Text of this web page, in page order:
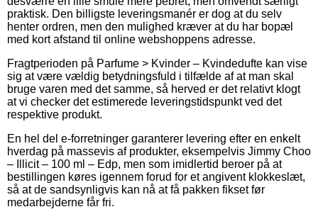
praktisk. Den billigste leveringsmanér er dog at du selv
henter ordren, men den mulighed kræver at du har bopæl
med kort afstand til online webshoppens adresse.
Fragtperioden på Parfume > Kvinder – Kvindedufte kan vise
sig at være vældig betydningsfuld i tilfælde af at man skal
bruge varen med det samme, så herved er det relativt klogt
at vi checker det estimerede leveringstidspunkt ved det
respektive produkt.
En hel del e-forretninger garanterer levering efter en enkelt
hverdag på massevis af produkter, eksempelvis Jimmy Choo
– Illicit – 100 ml – Edp, men som imidlertid beroer på at
bestillingen køres igennem forud for et angivent klokkeslæt,
så at de sandsynligvis kan nå at få pakken fikset før
medarbejderne får fri.